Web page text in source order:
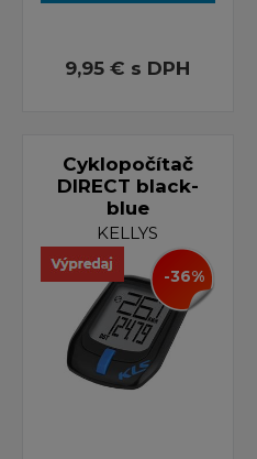
9,95 € s DPH
Cyklopočítač
DIRECT black-
blue
KELLYS
-36%